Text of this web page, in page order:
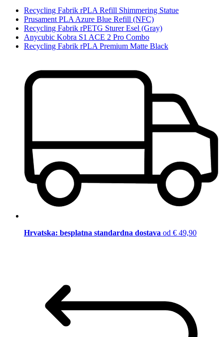
Recycling Fabrik rPLA Refill Shimmering Statue
Prusament PLA Azure Blue Refill (NFC)
Recycling Fabrik rPETG Sturer Esel (Gray)
Anycubic Kobra S1 ACE 2 Pro Combo
Recycling Fabrik rPLA Premium Matte Black
Hrvatska: besplatna standardna dostava od € 49,90